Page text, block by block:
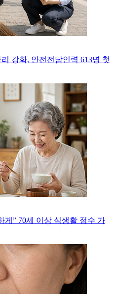
강화, 안전전담인력 613명 첫
게” 70세 이상 식생활 점수 가